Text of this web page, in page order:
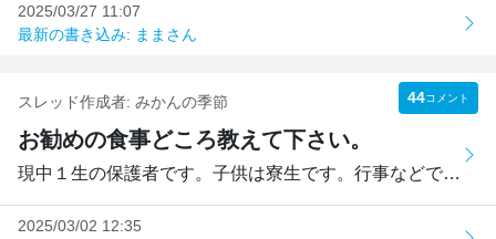
2025/03/27 11:07
最新の書き込み: ままさん
スレッド作成者: みかんの季節 44コメント
お勧めの食事どころ教えて下さい。
現中１生の保護者です。子供は寮生です。行事などで何回か学...
2025/03/02 12:35